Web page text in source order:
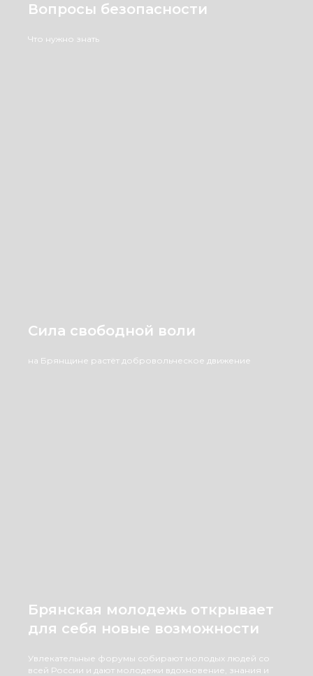
Вопросы безопасности
Что нужно знать
Сила свободной воли
на Брянщине растёт добровольческое движение
Брянская молодежь открывает
для себя новые возможности
Увлекательные форумы собирают молодых людей со
всей России и дают молодежи вдохновение, знания и